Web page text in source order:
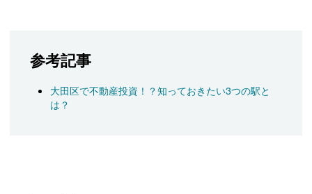
参考記事
大田区で不動産投資！？知っておきたい3つの駅と
は？